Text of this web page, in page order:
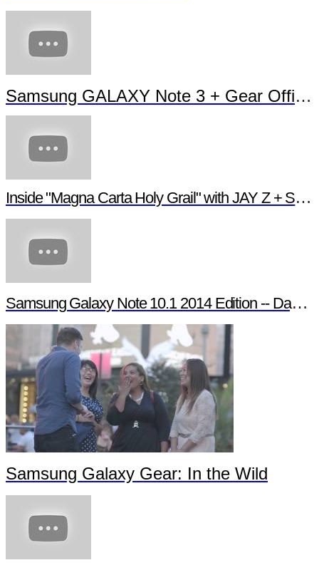
Samsung GALAXY Note 3 + Gear
Inside "Magna Carta Holy Grail" with JAY Z +
Samsung Galaxy Note 10.1 2014 Edition -- Day in
Samsung Galaxy Gear: In the Wild